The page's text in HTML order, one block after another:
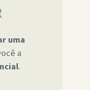
uma
a
.